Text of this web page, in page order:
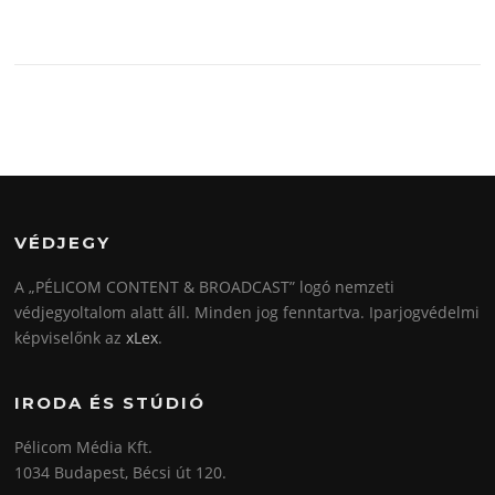
VÉDJEGY
A „PÉLICOM CONTENT & BROADCAST” logó nemzeti
védjegyoltalom alatt áll. Minden jog fenntartva. Iparjogvédelmi
képviselőnk azxLex.
IRODA ÉS STÚDIÓ
Pélicom Média Kft.
1034 Budapest, Bécsi út 120.